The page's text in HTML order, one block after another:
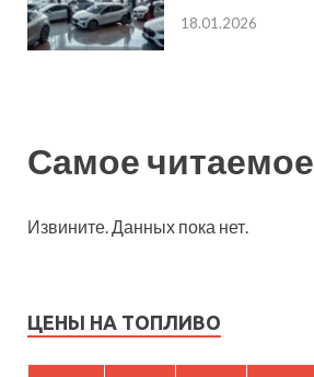
18.01.2026
Самое читаемое
Извините. Данных пока нет.
ЦЕНЫ НА ТОПЛИВО